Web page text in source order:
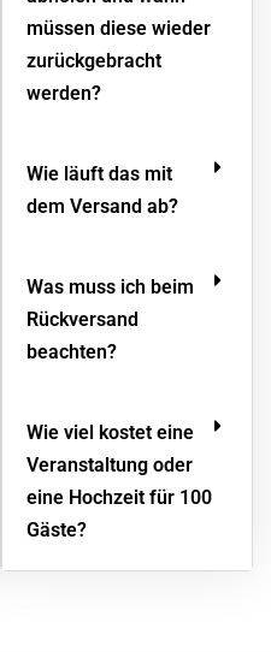
müssen diese wieder
zurückgebracht
werden?
Wie läuft das mit
dem Versand ab?
Was muss ich beim
Rückversand
beachten?
Wie viel kostet eine
Veranstaltung oder
eine Hochzeit für 100
Gäste?